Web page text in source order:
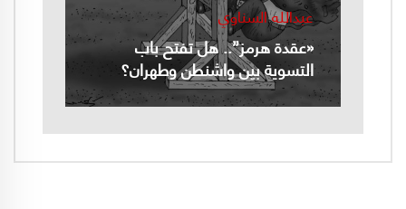
عبدالله السناوي
«عقدة هرمز”.. هل تفتح باب
التسوية بين واشنطن وطهران؟